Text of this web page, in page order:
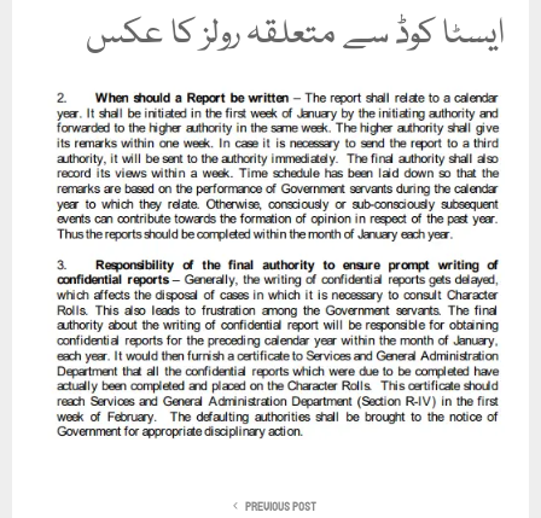
ایسٹا کوڈ سے متعلقہ رولز کا عکس
PREVIOUS POST